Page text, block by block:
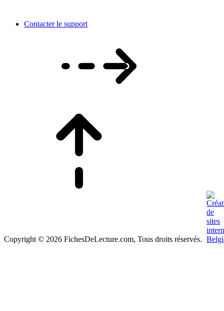
Contacter le support
Copyright © 2026 FichesDeLecture.com, Tous droits réservés.